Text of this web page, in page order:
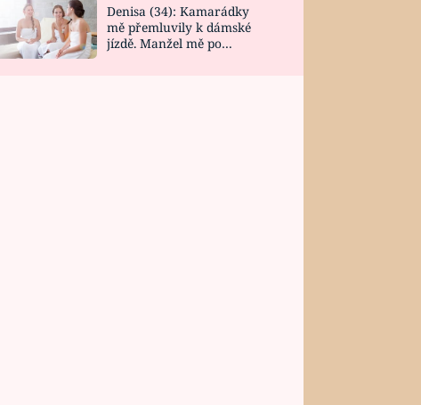
Denisa (34): Kamarádky
mě přemluvily k dámské
jízdě. Manžel mě po